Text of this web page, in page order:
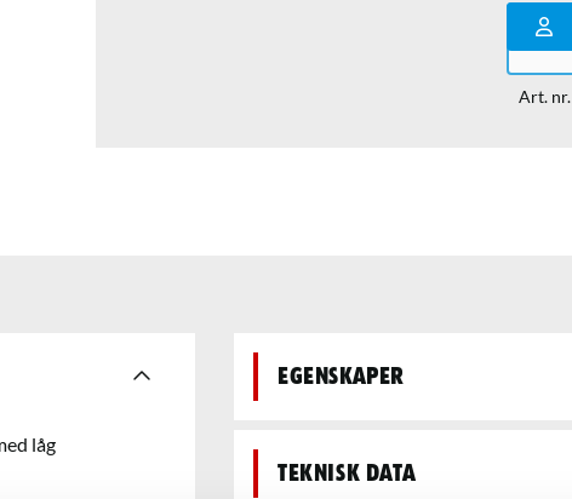
Qantity
Art. nr.
låg
Egenskaper
Teknisk data